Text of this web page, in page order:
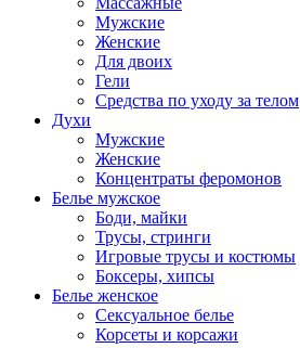
Мужские
Женские
Для двоих
Гели
Средства по уходу за телом
Духи
Мужские
Женские
Концентраты феромонов
Белье мужское
Боди, майки
Трусы, стринги
Игровые трусы и костюмы
Боксеры, хипсы
Белье женское
Сексуальное белье
Корсеты и корсажи